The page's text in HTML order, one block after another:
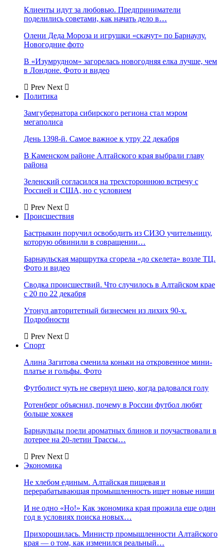
Клиенты идут за любовью. Предприниматели
поделились советами, как начать дело в…
Олени Деда Мороза и игрушки «скачут» по Барнаулу.
Новогодние фото
В «Изумрудном» загорелась новогодняя елка лучше, чем
в Лондоне. Фото и видео
Prev Next
Политика
Замгубернатора сибирского региона стал мэром
мегаполиса
День 1398-й. Самое важное к утру 22 декабря
В Каменском районе Алтайского края выбрали главу
района
Зеленский согласился на трехстороннюю встречу с
Россией и США, но с условием
Prev Next
Происшествия
Бастрыкин поручил освободить из СИЗО учительницу,
которую обвинили в совращении…
Барнаульская маршрутка сгорела «до скелета» возле ТЦ.
Фото и видео
Сводка происшествий. Что случилось в Алтайском крае
с 20 по 22 декабря
Утонул авторитетный бизнесмен из лихих 90-х.
Подробности
Prev Next
Спорт
Алина Загитова сменила коньки на откровенное мини-
платье и гольфы. Фото
Футболист чуть не свернул шею, когда радовался голу
Ротенберг объяснил, почему в России футбол любят
больше хоккея
Барнаульцы поели ароматных блинов и поучаствовали в
лотерее на 20-летии Трассы…
Prev Next
Экономика
Не хлебом единым. Алтайская пищевая и
перерабатывающая промышленность ищет новые ниши
И не одно «Но!» Как экономика края прожила еще один
год в условиях поиска новых…
Прихорошилась. Министр промышленности Алтайского
края — о том, как изменился реальный…